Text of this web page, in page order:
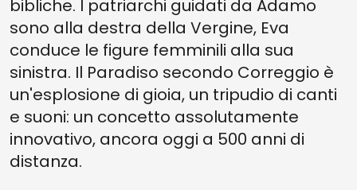
bibliche. I patriarchi guidati da Adamo
sono alla destra della Vergine, Eva
conduce le figure femminili alla sua
sinistra. Il Paradiso secondo Correggio è
un'esplosione di gioia, un tripudio di canti
e suoni: un concetto assolutamente
innovativo, ancora oggi a 500 anni di
distanza.